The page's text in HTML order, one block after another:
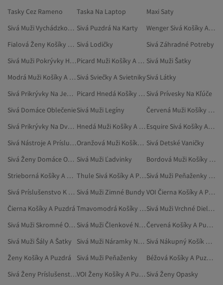
Tasky Cez Rameno
Taska Na Laptop
Maxi Saty
Sivá Muži Vychádzková Obuv Sivá Puzdrá Na Karty
Wenger Sivá Košíky A Puzdrá
Fialová Ženy Košíky A Puzdrá Sivá Lodičky
Sivá Záhradné Potreby
Sivá Muži Pokrývky Hlavy
Picard Muži Košíky A Puzdrá Sivá Muži Šatky
Modrá Muži Košíky A Puzdrá Sivá Sviečky A SvietnikySivá Látky
Sivá Prikrývky Na Jednolôžko
Picard Hnedá Košíky A Puzdrá Sivá Prívesky Na Kľúče
Sivá Domáce OblečenieSivá Muži Legíny
Červená Muži Košíky A Puzdrá
Sivá Prikrývky Na Dvojlôžko
Hnedá Muži Košíky A Puzdrá
Esquire Sivá Košíky A Puzdrá
Sivá Nástroje A Príslušenstvo Na Líčenie
Oranžová Muži Košíky A Puzdrá Sivá Detské Vaničky
Sivá Ženy Domáce Oblečenie Sivá Muži Ľadvinky
Bordová Muži Košíky A Puzdrá
Strieborná Košíky A Puzdrá
Thule Sivá Košíky A Puzdrá
Sivá Muži Peňaženky A Držiaky Na Karty
Sivá Príslušenstvo K Vysávačom Sivá Muži Zimné Bundy
VOI Čierna Košíky A Puzdrá
Čierna Košíky A Puzdrá
Tmavomodrá Košíky A Puzdrá
Sivá Muži Vrchné Diely Pyžám
Sivá Muži Skromné Oblečenie
Sivá Muži Členkové Náramky (bižutéria)
Červená Košíky A Puzdrá
Sivá Muži Šály A Šatky
Sivá Muži Náramky Na Členok
Sivá Nákupný Košík A Taška
Ženy Košíky A Puzdrá
Sivá Muži Peňaženky
Béžová Košíky A Puzdrá
Sivá Ženy Príslušenstvo
VOI Ženy Košíky A Puzdrá Sivá Ženy Opasky